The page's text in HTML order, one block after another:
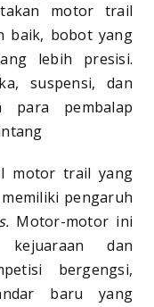
motor trail
baik, bobot yang
lebih presisi.
suspensi, dan
para pembalap
motor trail yang
pengaruh
Motor-motor ini
kejuaraan dan
bergengsi,
baru yang